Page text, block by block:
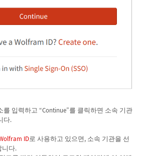
입력하고 “Continue”를 클릭하면 소속 기관
다.
ID로 사용하고 있으면, 소속 기관을 선
니다.